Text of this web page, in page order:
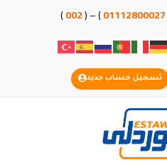
01112800027
) – (
002
)
تسجيل حساب جديد